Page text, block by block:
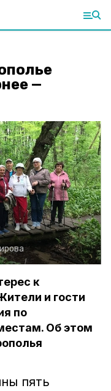
—
к
и гости
по
Об этом
пять